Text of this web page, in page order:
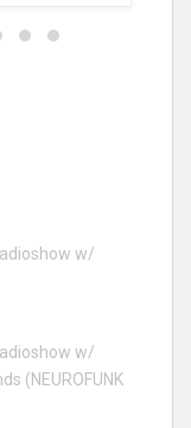
w/
w/
(NEUROFUNK